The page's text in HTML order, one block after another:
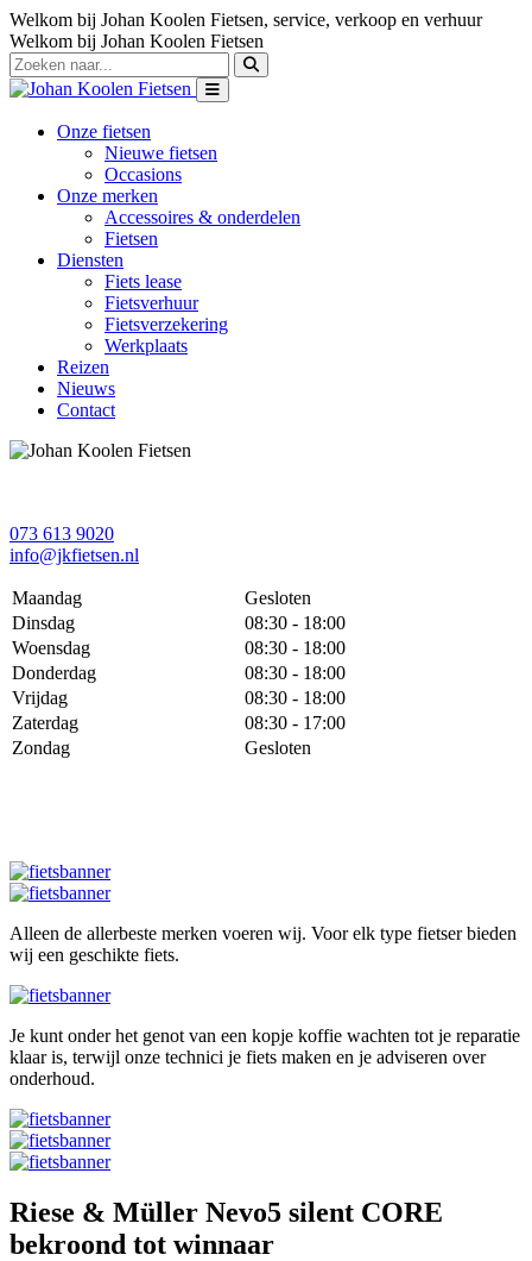
Welkom bij Johan Koolen Fietsen, service, verkoop en verhuur
Welkom bij Johan Koolen Fietsen
Onze fietsen
Nieuwe fietsen
Occasions
Onze merken
Accessoires & onderdelen
Fietsen
Diensten
Fiets lease
Fietsverhuur
Fietsverzekering
Werkplaats
Reizen
Nieuws
Contact
073 613 9020
info@jkfietsen.nl
Maandag
Gesloten
Dinsdag
08:30 - 18:00
Woensdag
08:30 - 18:00
Donderdag
08:30 - 18:00
Vrijdag
08:30 - 18:00
Zaterdag
08:30 - 17:00
Zondag
Gesloten
Alleen de allerbeste merken voeren wij. Voor elk type fietser bieden
wij een geschikte fiets.
Je kunt onder het genot van een kopje koffie wachten tot je reparatie
klaar is, terwijl onze technici je fiets maken en je adviseren over
onderhoud.
Riese & Müller Nevo5 silent CORE
bekroond tot winnaar